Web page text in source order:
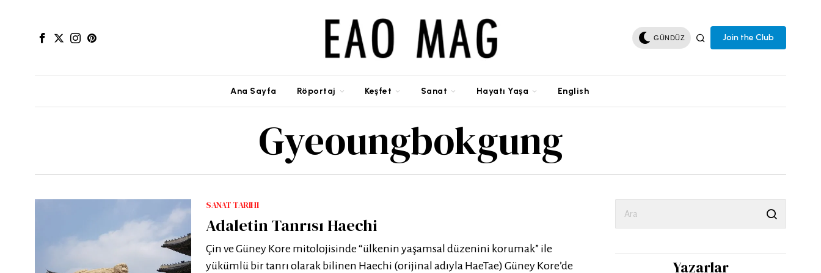
GÜNDÜZ Join the Club
Ana Sayfa Röportaj Keşfet Sanat Hayatı Yaşa English
Gyeoungbokgung
SANAT TARIHI
Adaletin Tanrısı Haechi
Çin ve Güney Kore mitolojisinde “ülkenin yaşamsal düzenini korumak” ile
yükümlü bir tanrı olarak bilinen Haechi (orijinal adıyla HaeTae) Güney Kore’de
Yazarlar